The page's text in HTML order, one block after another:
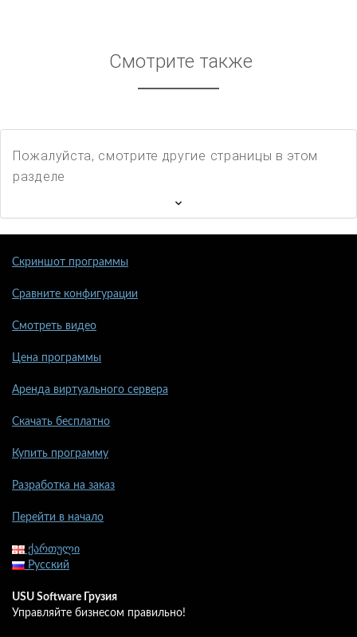
Смотрите также
Пожалуйста, смотрите другие страницы в этом
разделе
Скриншот программы
Сравните конфигурации
Смотреть видео
Цена программы
Аренда виртуального сервера
Скачать бесплатно
Купить программу
Разработка на заказ
Перейти в начало
ქართული
Русский
USU Software Грузия
Управляйте бизнесом правильно!